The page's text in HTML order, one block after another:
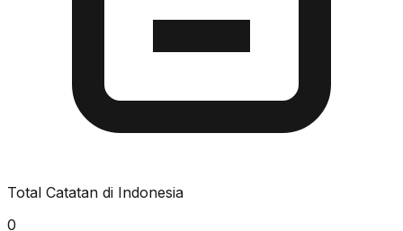
Total Catatan di Indonesia
0